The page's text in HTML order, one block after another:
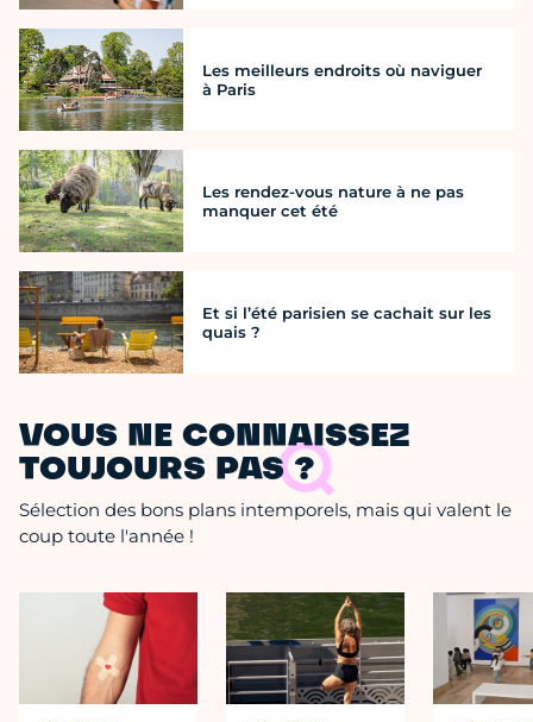
Les meilleurs endroits où naviguer
à Paris
Les rendez-vous nature à ne pas
manquer cet été
Et si l’été parisien se cachait sur les
quais ?
VOUS NE CONNAISSEZ
TOUJOURS PAS ?
Sélection des bons plans intemporels, mais qui valent le
coup toute l'année !